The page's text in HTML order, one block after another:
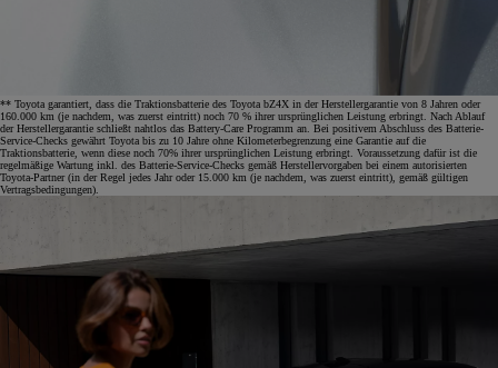
** Toyota garantiert, dass die Traktionsbatterie des Toyota bZ4X in der Herstellergarantie von 8 Jahren oder
160.000 km (je nachdem, was zuerst eintritt) noch 70 % ihrer ursprünglichen Leistung erbringt. Nach Ablauf
der Herstellergarantie schließt nahtlos das Battery-Care Programm an. Bei positivem Abschluss des Batterie-
Service-Checks gewährt Toyota bis zu 10 Jahre ohne Kilometerbegrenzung eine Garantie auf die
Traktionsbatterie, wenn diese noch 70% ihrer ursprünglichen Leistung erbringt. Voraussetzung dafür ist die
regelmäßige Wartung inkl. des Batterie-Service-Checks gemäß Herstellervorgaben bei einem autorisierten
Toyota-Partner (in der Regel jedes Jahr oder 15.000 km (je nachdem, was zuerst eintritt), gemäß gültigen
Vertragsbedingungen).